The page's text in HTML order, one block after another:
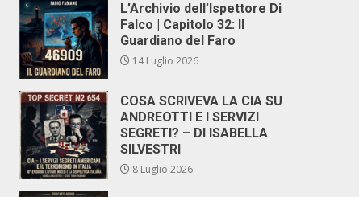
L’Archivio dell’Ispettore Di
Falco | Capitolo 32: Il
Guardiano del Faro
14 Luglio 2026
COSA SCRIVEVA LA CIA SU
ANDREOTTI E I SERVIZI
SEGRETI? – DI ISABELLA
SILVESTRI
8 Luglio 2026